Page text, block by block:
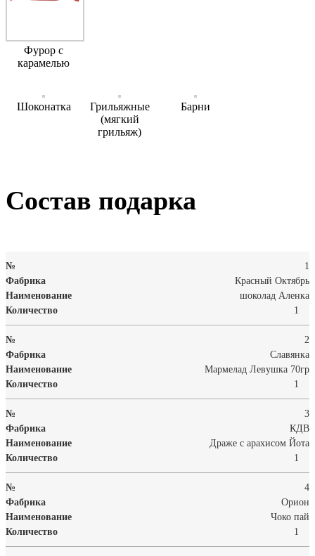
Фурор с
карамелью
Шоконатка
Грильяжные
(мягкий
грильяж)
Барни
Состав подарка
1
Красный Октябрь
шоколад Аленка
1
2
Славянка
Мармелад Левушка 70гр
1
3
КДВ
Драже с арахисом Йота
1
4
Орион
Чоко пай
1